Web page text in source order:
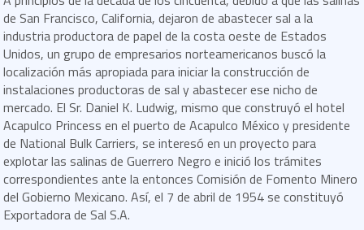
de San Francisco, California, dejaron de abastecer sal a la
industria productora de papel de la costa oeste de Estados
Unidos, un grupo de empresarios norteamericanos buscó la
localización más apropiada para iniciar la construcción de
instalaciones productoras de sal y abastecer ese nicho de
mercado. El Sr. Daniel K. Ludwig, mismo que construyó el hotel
Acapulco Princess en el puerto de Acapulco México y presidente
de National Bulk Carriers, se interesó en un proyecto para
explotar las salinas de Guerrero Negro e inició los trámites
correspondientes ante la entonces Comisión de Fomento Minero
del Gobierno Mexicano. Así, el 7 de abril de 1954 se constituyó
Exportadora de Sal S.A.